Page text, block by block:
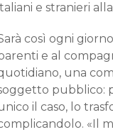
e stranieri
così ogni
e al
una
pubblico:
il caso, lo
«Il